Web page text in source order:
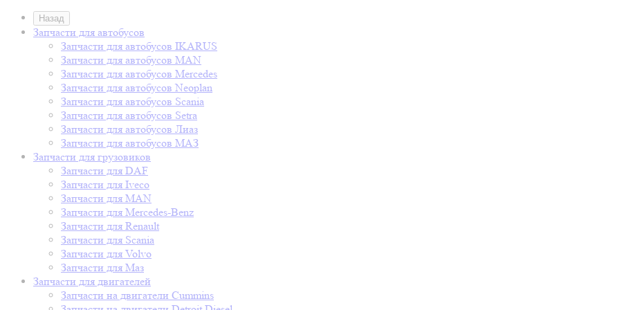
Назад
Запчасти для автобусов
Запчасти для автобусов IKARUS
Запчасти для автобусов MAN
Запчасти для автобусов Mercedes
Запчасти для автобусов Neoplan
Запчасти для автобусов Scania
Запчасти для автобусов Setra
Запчасти для автобусов Лиаз
Запчасти для автобусов МАЗ
Запчасти для грузовиков
Запчасти для DAF
Запчасти для Iveco
Запчасти для MAN
Запчасти для Mercedes-Benz
Запчасти для Renault
Запчасти для Scania
Запчасти для Volvo
Запчасти для Маз
Запчасти для двигателей
Запчасти на двигатели Cummins